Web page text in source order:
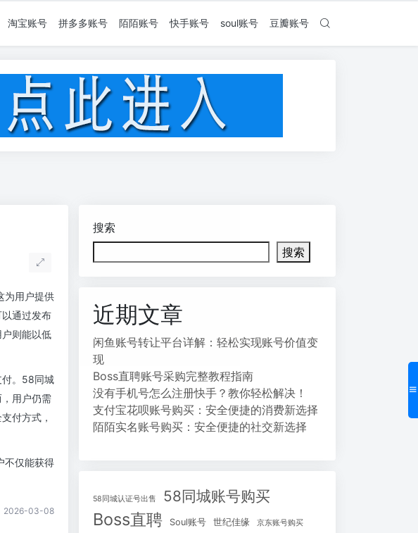
淘宝账号 拼多多账号 陌陌账号 快手账号 soul账号 豆瓣账号
为用户提供
通过发布
则能以低
付。58同城
用户仍需
付方式，
不仅能获得
2026-03-08
搜索
搜索
近期文章
闲鱼账号转让平台详解：轻松实现账号价值变
现
Boss直聘账号采购完整教程指南
没有手机号怎么注册快手？教你轻松解决！
支付宝花呗账号购买：安全便捷的消费新选择
陌陌实名账号购买：安全便捷的社交新选择
58同城认证号出售 58同城账号购买
Boss直聘 Soul账号 世纪佳缘 京东账号购买